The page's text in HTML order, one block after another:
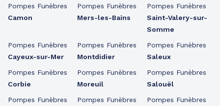
Pompes Funèbres
Camon
Pompes Funèbres
Cayeux-sur-Mer
Pompes Funèbres
Corbie
Pompes Funèbres
Pompes Funèbres
Mers-les-Bains
Pompes Funèbres
Montdidier
Pompes Funèbres
Moreuil
Pompes Funèbres
Pompes Funèbres
Saint-Valery-sur-
Somme
Pompes Funèbres
Saleux
Pompes Funèbres
Salouël
Pompes Funèbres